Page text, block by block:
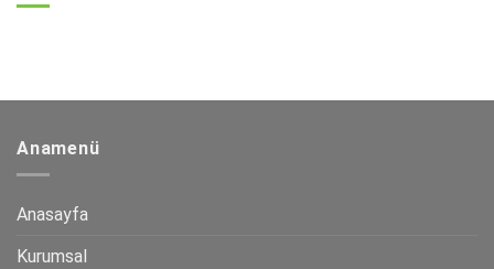
Anamenü
Anasayfa
Kurumsal